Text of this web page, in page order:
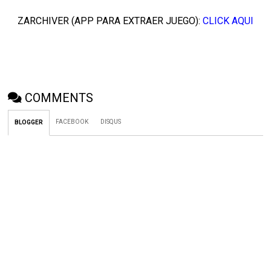
ZARCHIVER (APP PARA EXTRAER JUEGO): CLICK AQUI
COMMENTS
BLOGGER FACEBOOK DISQUS